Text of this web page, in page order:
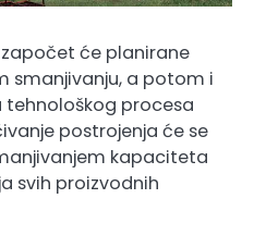
započet će planirane
smanjivanju, a potom i
procesa
postrojenja će se
kapaciteta
svih proizvodnih